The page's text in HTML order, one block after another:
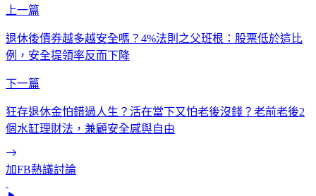
上一篇
退休後債券越多越安全嗎？4%法則之父班根：股票低於這比
例，安全提領率反而下降
下一篇
狂存退休金怕錯過人生？活在當下又怕老後沒錢？老前老後2
個水缸理財法，兼顧安全感與自由
加FB熱議討論